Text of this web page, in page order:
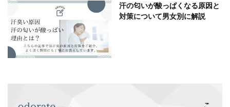
汗の匂いが酸っぱくなる原因と
対策について男女別に解説